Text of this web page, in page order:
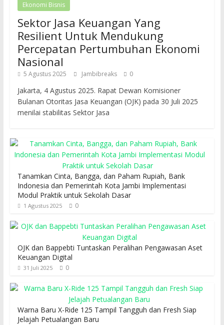
Ekonomi Bisnis
Sektor Jasa Keuangan Yang
Resilient Untuk Mendukung
Percepatan Pertumbuhan Ekonomi
Nasional
5 Agustus 2025 Jambibreaks 0
Jakarta, 4 Agustus 2025. Rapat Dewan Komisioner
Bulanan Otoritas Jasa Keuangan (OJK) pada 30 Juli 2025
menilai stabilitas Sektor Jasa
Tanamkan Cinta, Bangga, dan Paham Rupiah, Bank
Indonesia dan Pemerintah Kota Jambi Implementasi
Modul Praktik untuk Sekolah Dasar
1 Agustus 2025 0
OJK dan Bappebti Tuntaskan Peralihan Pengawasan Aset
Keuangan Digital
31 Juli 2025 0
Warna Baru X-Ride 125 Tampil Tangguh dan Fresh Siap
Jelajah Petualangan Baru